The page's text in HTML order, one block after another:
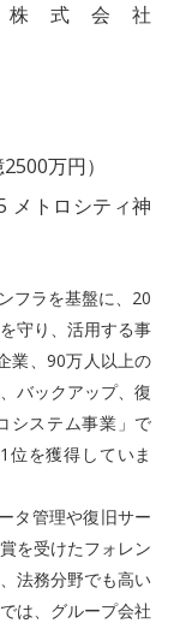
式会社
万円）
メトロシティ神
フラを基盤に、20
守り、活用する事
業、90万人以上の
バックアップ、復
システム事業」で
位を獲得していま
タ管理や復旧サー
を受けたフォレン
法務分野でも高い
は、グループ会社